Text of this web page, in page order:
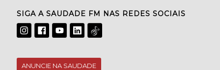
SIGA A SAUDADE FM NAS REDES SOCIAIS
ANUNCIE NA SAUDADE